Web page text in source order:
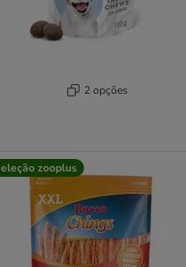
2 opções
zooplus